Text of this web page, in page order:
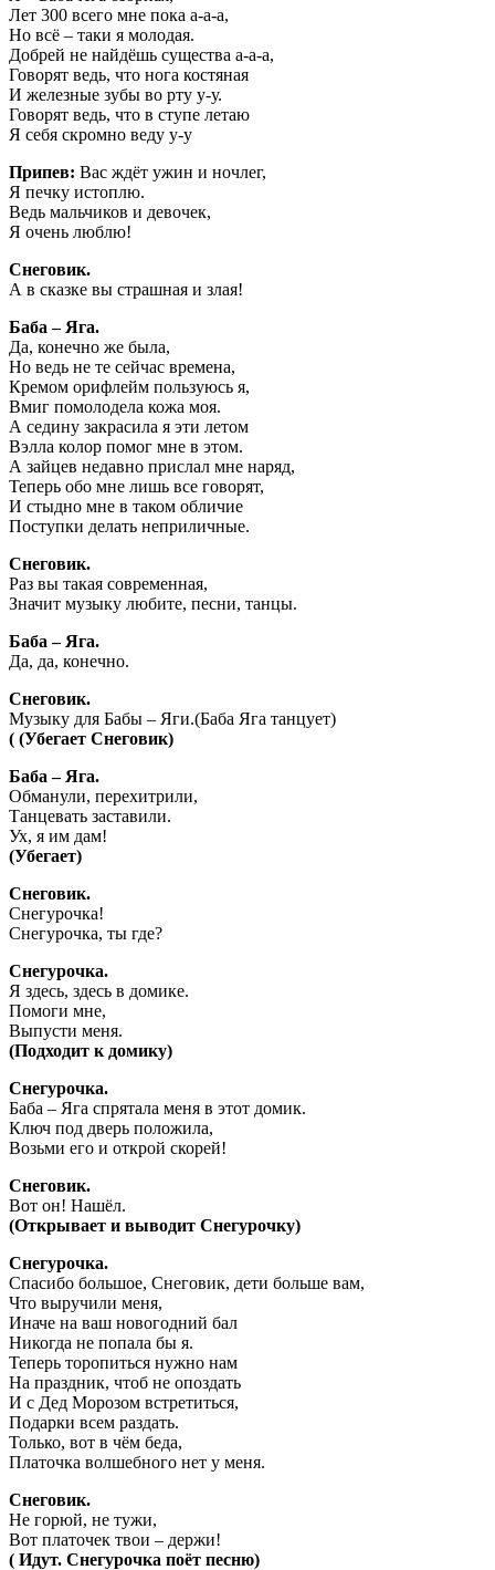
Лет 300 всего мне пока а-а-а,
Но всё – таки я молодая.
Добрей не найдёшь существа а-а-а,
Говорят ведь, что нога костяная
И железные зубы во рту у-у.
Говорят ведь, что в ступе летаю
Я себя скромно веду у-у
Припев: Вас ждёт ужин и ночлег,
Я печку истоплю.
Ведь мальчиков и девочек,
Я очень люблю!
Снеговик.
А в сказке вы страшная и злая!
Баба – Яга.
Да, конечно же была,
Но ведь не те сейчас времена,
Кремом орифлейм пользуюсь я,
Вмиг помолодела кожа моя.
А седину закрасила я эти летом
Вэлла колор помог мне в этом.
А зайцев недавно прислал мне наряд,
Теперь обо мне лишь все говорят,
И стыдно мне в таком обличие
Поступки делать неприличные.
Снеговик.
Раз вы такая современная,
Значит музыку любите, песни, танцы.
Баба – Яга.
Да, да, конечно.
Снеговик.
Музыку для Бабы – Яги.(Баба Яга танцует)
( (Убегает Снеговик)
Баба – Яга.
Обманули, перехитрили,
Танцевать заставили.
Ух, я им дам!
(Убегает)
Снеговик.
Снегурочка!
Снегурочка, ты где?
Снегурочка.
Я здесь, здесь в домике.
Помоги мне,
Выпусти меня.
(Подходит к домику)
Снегурочка.
Баба – Яга спрятала меня в этот домик.
Ключ под дверь положила,
Возьми его и открой скорей!
Снеговик.
Вот он! Нашёл.
(Открывает и выводит Снегурочку)
Снегурочка.
Спасибо большое, Снеговик, дети больше вам,
Что выручили меня,
Иначе на ваш новогодний бал
Никогда не попала бы я.
Теперь торопиться нужно нам
На праздник, чтоб не опоздать
И с Дед Морозом встретиться,
Подарки всем раздать.
Только, вот в чём беда,
Платочка волшебного нет у меня.
Снеговик.
Не горюй, не тужи,
Вот платочек твои – держи!
( Идут. Снегурочка поёт песню)